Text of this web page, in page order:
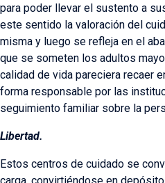
para poder llevar el sustento a
este sentido la valoración del
misma y luego se refleja en el
que se someten los adultos
calidad de vida pareciera recaer
forma responsable por las
seguimiento familiar sobre la
Libertad.
Estos centros de cuidado se